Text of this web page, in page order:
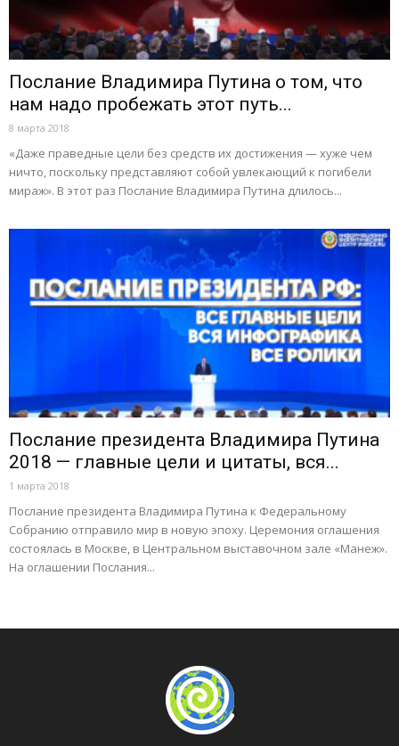
Послание Владимира Путина о том, что
нам надо пробежать этот путь...
8 марта 2018
«Даже праведные цели без средств их достижения — хуже чем
ничто, поскольку представляют собой увлекающий к погибели
мираж». В этот раз Послание Владимира Путина длилось...
Послание президента Владимира Путина
2018 — главные цели и цитаты, вся...
1 марта 2018
Послание президента Владимира Путина к Федеральному
Собранию отправило мир в новую эпоху. Церемония оглашения
состоялась в Москве, в Центральном выставочном зале «Манеж».
На оглашении Послания...